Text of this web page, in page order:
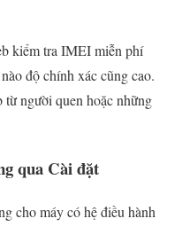
kiểm tra IMEI miễn phí
độ chính xác cũng cao.
người quen hoặc những
qua Cài đặt
cho máy có hệ điều hành